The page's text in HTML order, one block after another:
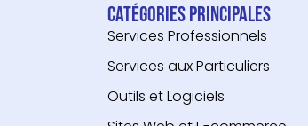
Catégories principales
Services Professionnels
Services aux Particuliers
Outils et Logiciels